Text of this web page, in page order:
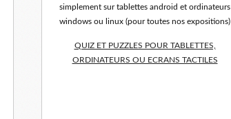
simplement sur tablettes android et ordinateurs
windows ou linux (pour toutes nos expositions)
QUIZ ET PUZZLES POUR TABLETTES,
ORDINATEURS OU ECRANS TACTILES